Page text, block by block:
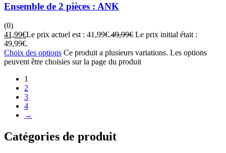
Ensemble de 2 pièces : ANK
(0)
41,99€Le prix actuel est : 41,99€.49,99€ Le prix initial était :
49,99€.
Choix des options Ce produit a plusieurs variations. Les options
peuvent être choisies sur la page du produit
1
2
3
4
→
Catégories de produit